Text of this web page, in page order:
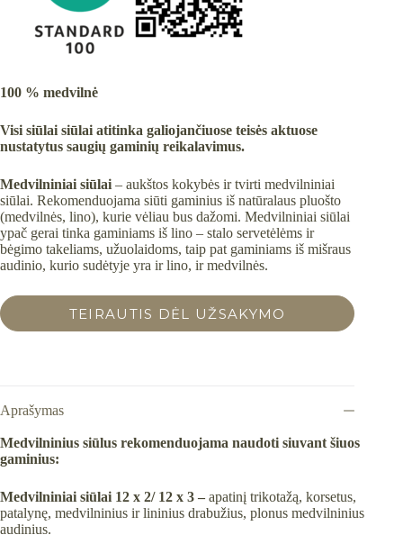
100 % medvilnė
Visi siūlai siūlai atitinka galiojančiuose teisės aktuose
nustatytus saugių gaminių reikalavimus.
Medvilniniai siūlai – aukštos kokybės ir tvirti medvilniniai
siūlai. Rekomenduojama siūti gaminius iš natūralaus pluošto
(medvilnės, lino), kurie vėliau bus dažomi. Medvilniniai siūlai
ypač gerai tinka gaminiams iš lino – stalo servetėlėms ir
bėgimo takeliams, užuolaidoms, taip pat gaminiams iš mišraus
audinio, kurio sudėtyje yra ir lino, ir medvilnės.
TEIRAUTIS DĖL UŽSAKYMO
Aprašymas
Medvilninius siūlus rekomenduojama naudoti siuvant šiuos
gaminius:
Medvilniniai siūlai 12 x 2/ 12 x 3 – apatinį trikotažą, korsetus,
patalynę, medvilninius ir lininius drabužius, plonus medvilninius
audinius.